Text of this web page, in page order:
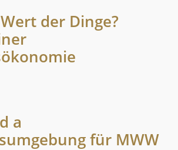
der Dinge?
a
für MWW